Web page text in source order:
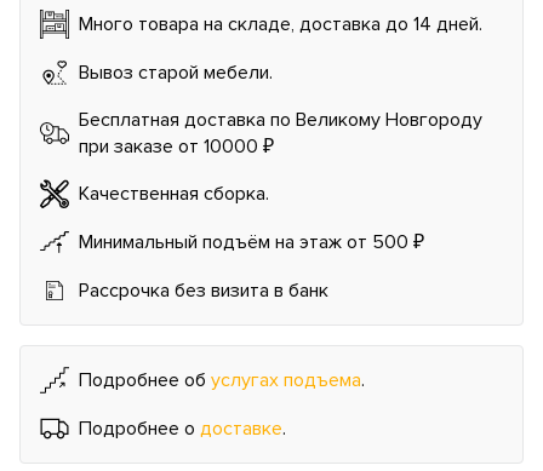
Много товара на складе, доставка до 14 дней.
Вывоз старой мебели.
Бесплатная доставка по Великому Новгороду
при заказе от 10000 ₽
Качественная сборка.
Минимальный подъём на этаж от 500 ₽
Рассрочка без визита в банк
Подробнее об услугах подъема.
Подробнее о доставке.